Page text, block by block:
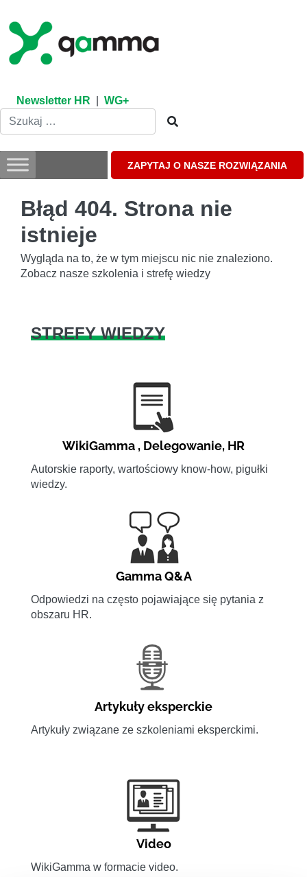
content
Newsletter HR WG+
ZAPYTAJ O NASZE ROZWIĄZANIA
Błąd 404. Strona nie
istnieje
Wygląda na to, że w tym miejscu nic nie znaleziono.
Zobacz nasze szkolenia i strefę wiedzy
STREFY WIEDZY
WikiGamma , Delegowanie, HR
Autorskie raporty, wartościowy know-how, pigułki
wiedzy.
Gamma Q&A
Odpowiedzi na często pojawiające się pytania z
obszaru HR.
Artykuły eksperckie
Artykuły związane ze szkoleniami eksperckimi.
Video
WikiGamma w formacie video.